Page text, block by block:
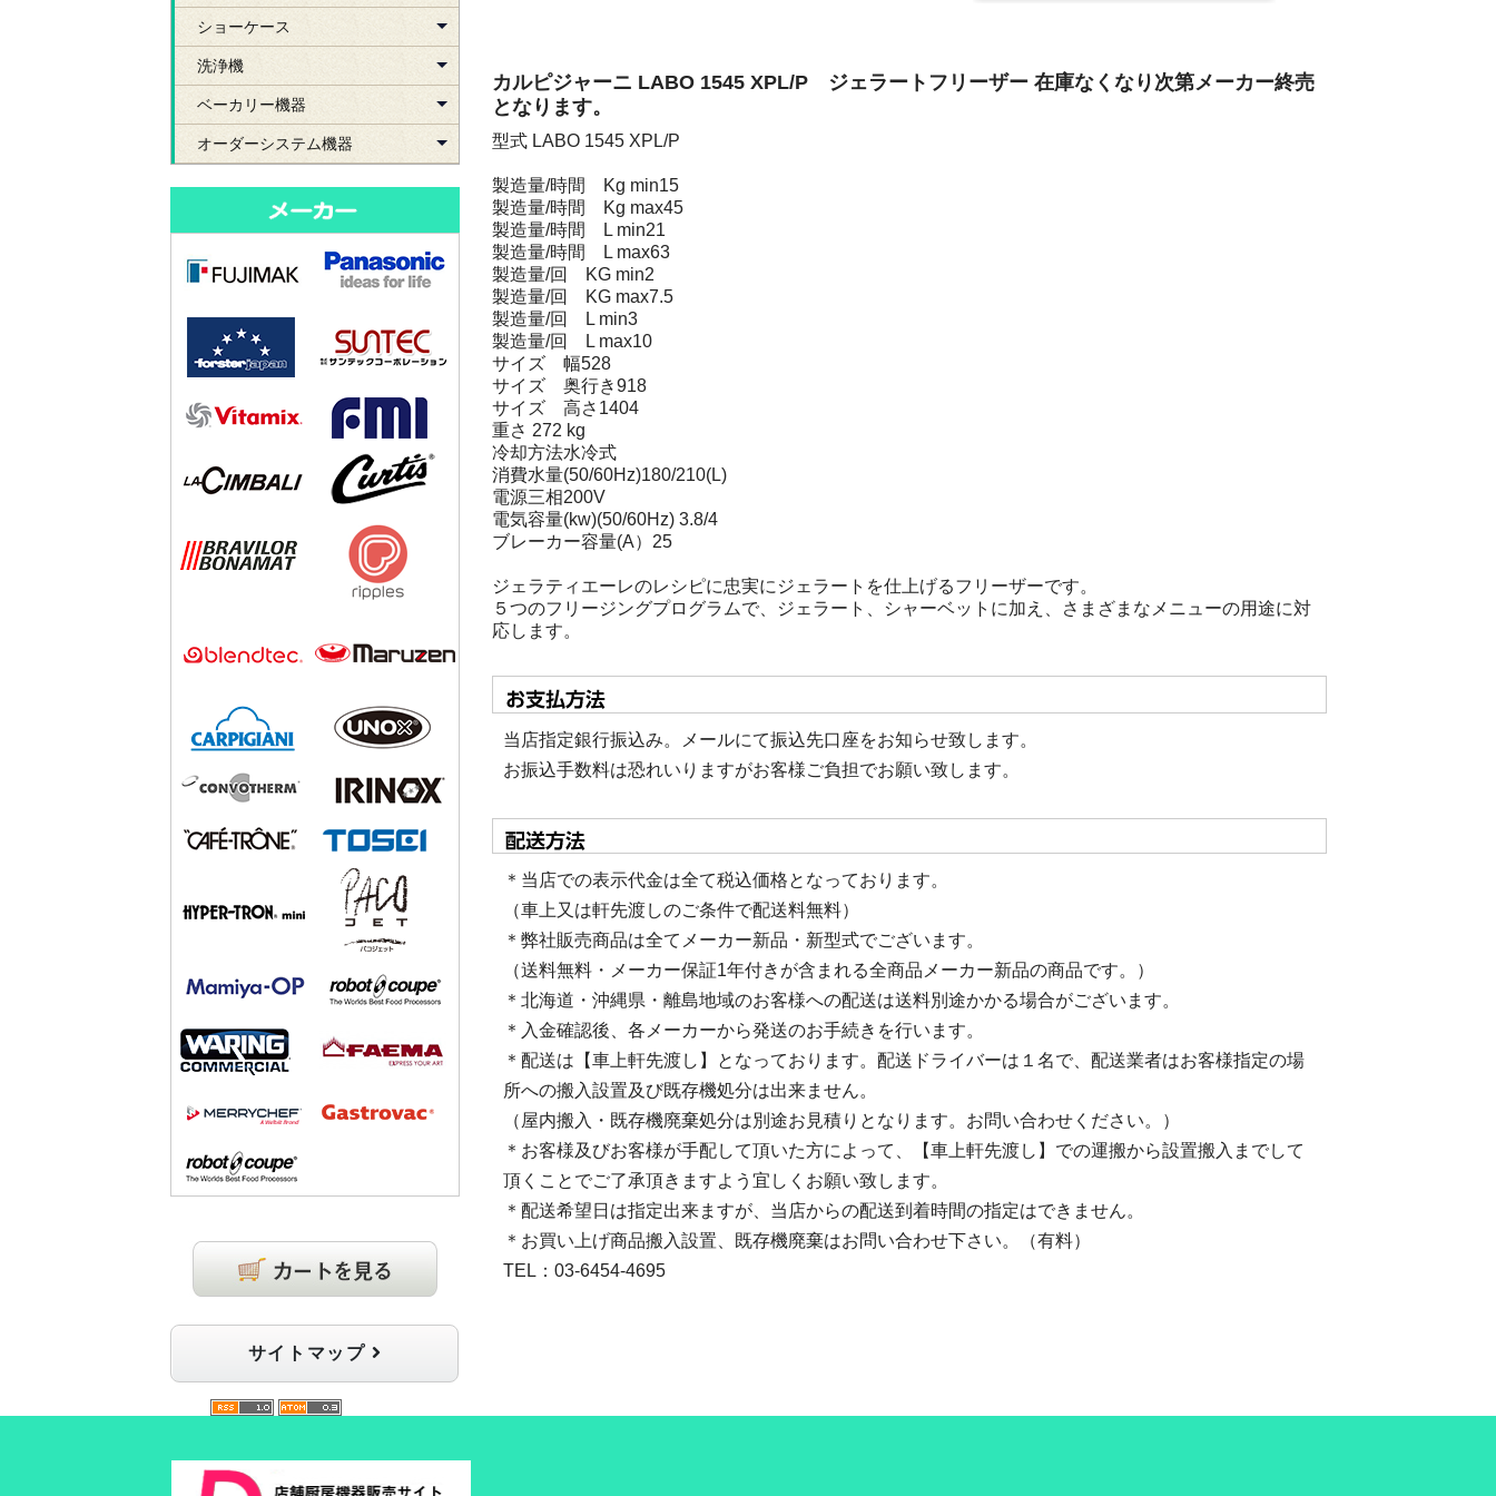
ショーケース
洗浄機
ベーカリー機器
オーダーシステム機器
サイトマップ
カルピジャーニ LABO 1545 XPL/P ジェラートフリーザー 在庫なくなり次第メーカー終売
となります。
型式 LABO 1545 XPL/P
製造量/時間 Kg min15
製造量/時間 Kg max45
製造量/時間 L min21
製造量/時間 L max63
製造量/回 KG min2
製造量/回 KG max7.5
製造量/回 L min3
製造量/回 L max10
サイズ 幅528
サイズ 奥行き918
サイズ 高さ1404
重さ 272 kg
冷却方法水冷式
消費水量(50/60Hz)180/210(L)
電源三相200V
電気容量(kw)(50/60Hz) 3.8/4
ブレーカー容量(A）25
ジェラティエーレのレシピに忠実にジェラートを仕上げるフリーザーです。
５つのフリージングプログラムで、ジェラート、シャーベットに加え、さまざまなメニューの用途に対
応します。
当店指定銀行振込み。メールにて振込先口座をお知らせ致します。
お振込手数料は恐れいりますがお客様ご負担でお願い致します。
＊当店での表示代金は全て税込価格となっております。
（車上又は軒先渡しのご条件で配送料無料）
＊弊社販売商品は全てメーカー新品・新型式でございます。
（送料無料・メーカー保証1年付きが含まれる全商品メーカー新品の商品です。）
＊北海道・沖縄県・離島地域のお客様への配送は送料別途かかる場合がございます。
＊入金確認後、各メーカーから発送のお手続きを行います。
＊配送は【車上軒先渡し】となっております。配送ドライバーは１名で、配送業者はお客様指定の場
所への搬入設置及び既存機処分は出来ません。
（屋内搬入・既存機廃棄処分は別途お見積りとなります。お問い合わせください。）
＊お客様及びお客様が手配して頂いた方によって、【車上軒先渡し】での運搬から設置搬入までして
頂くことでご了承頂きますよう宜しくお願い致します。
＊配送希望日は指定出来ますが、当店からの配送到着時間の指定はできません。
＊お買い上げ商品搬入設置、既存機廃棄はお問い合わせ下さい。（有料）
TEL：03-6454-4695